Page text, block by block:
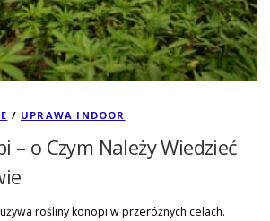
/ UPRAWA INDOOR
– o Czym Należy Wiedzieć
rośliny konopi w przeróżnych celach.